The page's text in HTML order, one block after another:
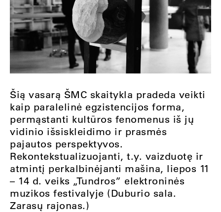
Šią vasarą ŠMC skaitykla pradeda veikti
kaip paralelinė egzistencijos forma,
permąstanti kultūros fenomenus iš jų
vidinio išsiskleidimo ir prasmės
pajautos perspektyvos.
Rekontekstualizuojanti, t.y. vaizduotę ir
atmintį perkalbinėjanti mašina, liepos 11
– 14 d. veiks „Tundros” elektroninės
muzikos festivalyje (Duburio sala.
Zarasų rajonas.)